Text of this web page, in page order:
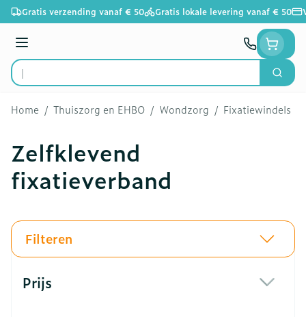
Ga naar de inhoud
Gratis verzending vanaf € 50 Gratis lokale levering vanaf € 50
Menu
Product, merk, categorie...
Zoek
Home / Thuiszorg en EHBO / Wondzorg / Fixatiewindels
Zelfklevend
fixatieverband
Filteren
Prijs